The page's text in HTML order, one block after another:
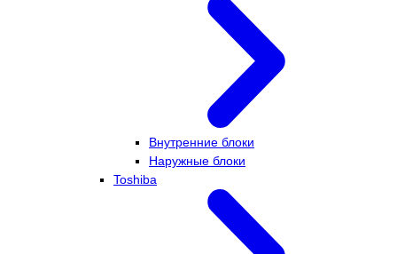
Внутренние блоки
Наружные блоки
Toshiba